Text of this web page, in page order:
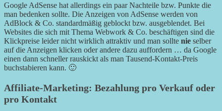
Google AdSense hat allerdings ein paar Nachteile bzw. Punkte die
man bedenken sollte. Die Anzeigen von AdSense werden von
AdBlock & Co. standardmäßig geblockt bzw. ausgeblendet. Bei
Websites die sich mit Thema Webwork & Co. beschäftigen sind die
Klickpreise leider nicht wirklich attraktiv und man sollte nie selber
auf die Anzeigen klicken oder andere dazu auffordern … da Google
einen dann schneller rauskickt als man Tausend-Kontakt-Preis
buchstabieren kann. 🙂
Affiliate-Marketing: Bezahlung pro Verkauf oder
pro Kontakt